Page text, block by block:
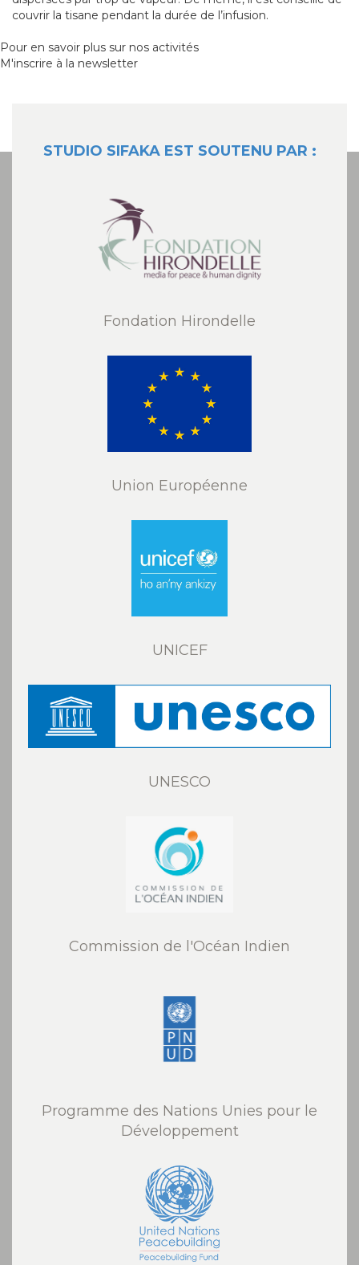
couvrir la tisane pendant la durée de l’infusion.
Pour en savoir plus sur nos activités
M'inscrire à la newsletter
STUDIO SIFAKA EST SOUTENU PAR :
Fondation Hirondelle
Union Européenne
UNICEF
UNESCO
Commission de l'Océan Indien
Programme des Nations Unies pour le
Développement